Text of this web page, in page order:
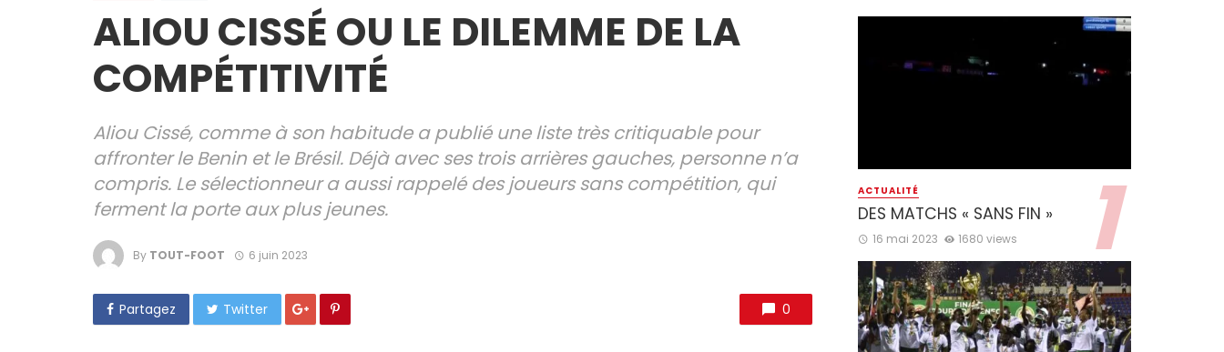
ALIOU CISSÉ OU LE DILEMME DE LA
COMPÉTITIVITÉ
Aliou Cissé, comme à son habitude a publié une liste très critiquable pour
affronter le Benin et le Brésil. Déjà avec ses trois arrières gauches, personne n’a
compris. Le sélectionneur a aussi rappelé des joueurs sans compétition, qui
ferment la porte aux plus jeunes.
By TOUT-FOOT 6 juin 2023
Partagez Twitter 0
ACTUALITÉ
DES MATCHS « SANS FIN »
16 mai 2023 1680 views